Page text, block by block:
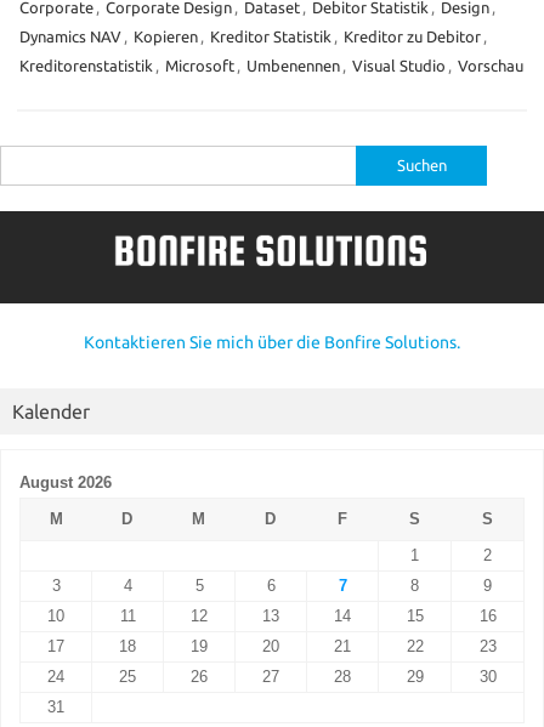
Corporate , Corporate Design , Dataset , Debitor Statistik , Design ,
Dynamics NAV , Kopieren , Kreditor Statistik , Kreditor zu Debitor ,
Kreditorenstatistik , Microsoft , Umbenennen , Visual Studio , Vorschau
nach:
Kontaktieren Sie mich über die Bonfire Solutions.
Kalender
August 2026
M
D M D F S
S
1
2
3
4 5 6 7 8
9
10
11 12 13 14 15
16
17
18 19 20 21 22
23
24
25 26 27 28 29
30
31